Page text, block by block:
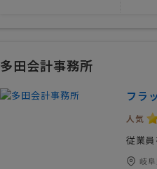
多田会計事務所
フラ
人気
従業員
岐